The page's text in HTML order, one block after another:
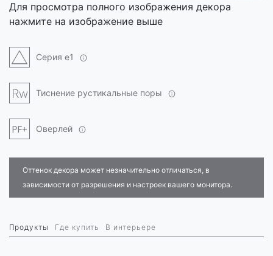
Для просмотра полного изображения декора
нажмите на изображение выше
Серия e1
Тиснение рустикальные поры
Оверлей
Оттенок декора может незначительно отличаться, в
зависимости от разрешения и настроек вашего монитора.
Продукты Где купить В интерьере